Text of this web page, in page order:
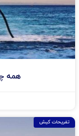
همه
تفریحات کیش